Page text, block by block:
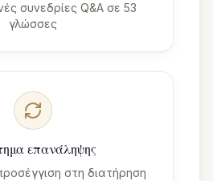
συνεδρίες Q&A σε 53
γλώσσες
επανάληψης
στη διατήρηση